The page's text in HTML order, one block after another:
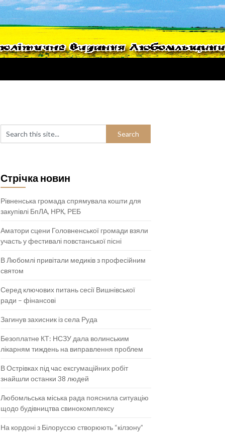
Стрічка новин
Рівненська громада спрямувала кошти для
закупівлі БпЛА, НРК, РЕБ
Аматори сцени Головненської громади взяли
участь у фестивалі повстанської пісні
В Любомлі привітали медиків з професійним
святом
Серед ключових питань сесії Вишнівської
ради – фінансові
Загинув захисник із села Руда
Безоплатне КТ: НСЗУ дала волинським
лікарням тиждень на виправлення проблем
В Острівках під час ексгумаційних робіт
знайшли останки 38 людей
Любомльська міська рада пояснила ситуацію
щодо будівництва свинокомплексу
На кордоні з Білоруссю створюють “кілзону”